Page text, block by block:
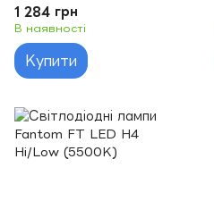
(5500K)
1 284 грн
В наявності
Купити